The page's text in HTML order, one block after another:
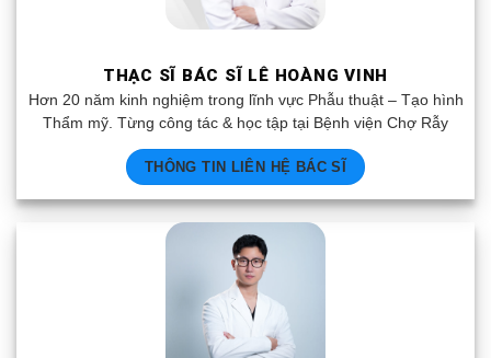
THẠC SĨ BÁC SĨ LÊ HOÀNG VINH
Hơn 20 năm kinh nghiệm trong lĩnh vực Phẫu thuật – Tạo hình
Thẩm mỹ. Từng công tác & học tập tại Bệnh viện Chợ Rẫy
THÔNG TIN LIÊN HỆ BÁC SĨ